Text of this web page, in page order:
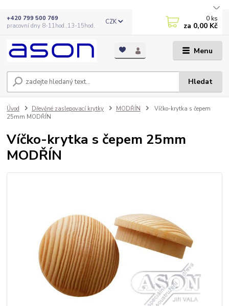
Menu
CZK
Hledat
+420 799 500 769
pracovní dny 8-11hod.,13-15hod.
0 ks
za 0,00 Kč
Úvod Dřevěné zaslepovací krytky MODŘÍN
Víčko-krytka s čepem
25mm MODŘÍN
Víčko-krytka s čepem 25mm
MODŘÍN